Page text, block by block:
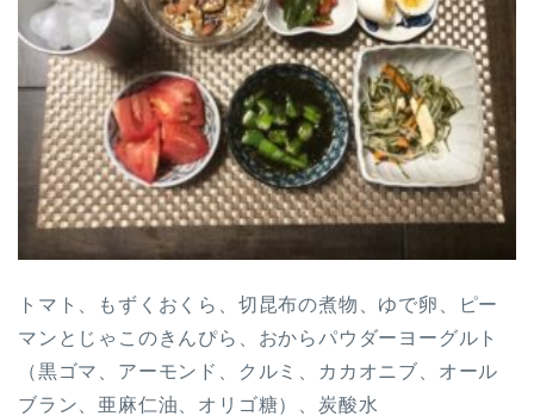
トマト、もずくおくら、切昆布の煮物、ゆで卵、ピー
マンとじゃこのきんぴら、おからパウダーヨーグルト
（黒ゴマ、アーモンド、クルミ、カカオニブ、オール
ブラン、亜麻仁油、オリゴ糖）、炭酸水